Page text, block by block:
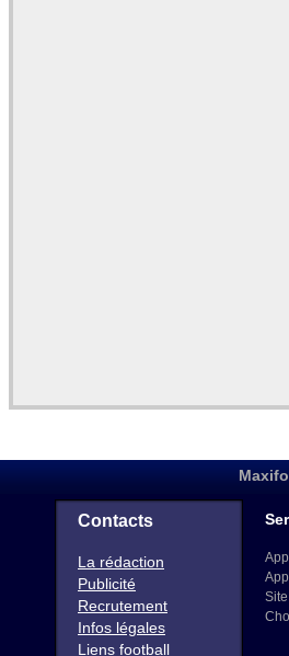
Contacts
La rédaction
Publicité
Recrutement
Infos légales
Liens football